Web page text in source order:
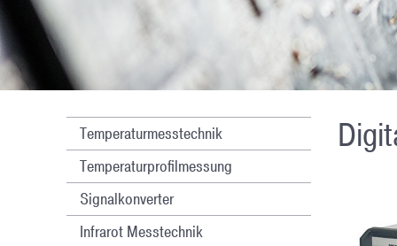
Temperaturmesstechnik
Temperaturprofilmessung
Signalkonverter
Infrarot Messtechnik